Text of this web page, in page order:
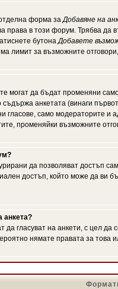
форма заДобавяне на
права в този форум. Трябва да
бутонаДобавете
лимит за възможните
могат да бъдат променяни
анкетата (винаги
гласове, само модераторите и
променяйки възможните
да позволяват достъп
достъп, който може да ви
анкета?
гласуват на анкети, с цел
нямате правата за това